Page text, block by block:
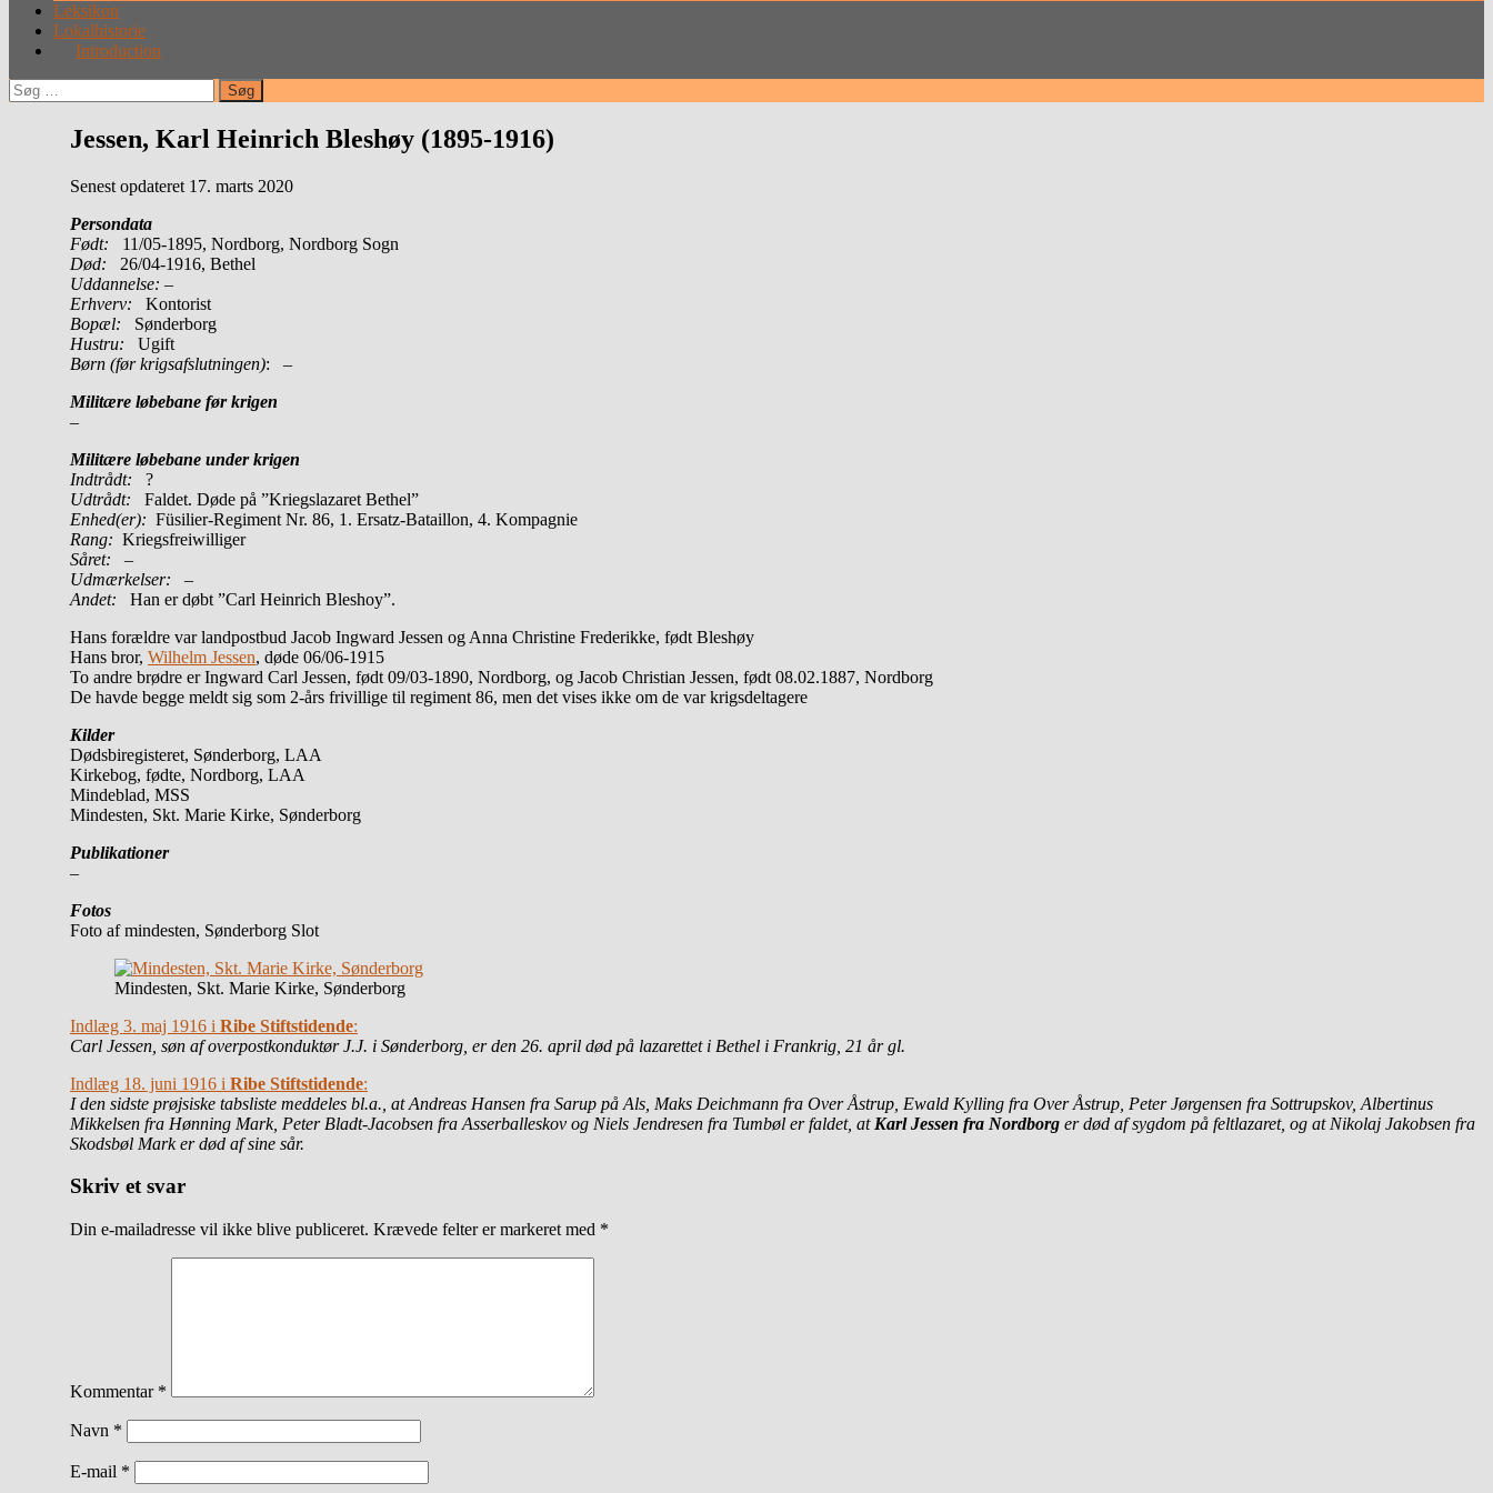
Leksikon
Lokalhistorie
Introduction
Søg
efter:
Jessen, Karl Heinrich Bleshøy (1895-1916)
Senest opdateret 17. marts 2020
Persondata
Født: 11/05-1895, Nordborg, Nordborg Sogn
Død: 26/04-1916, Bethel
Uddannelse: –
Erhverv: Kontorist
Bopæl: Sønderborg
Hustru: Ugift
Børn (før krigsafslutningen): –
Militære løbebane før krigen
–
Militære løbebane under krigen
Indtrådt: ?
Udtrådt: Faldet. Døde på ”Kriegslazaret Bethel”
Enhed(er): Füsilier-Regiment Nr. 86, 1. Ersatz-Bataillon, 4. Kompagnie
Rang: Kriegsfreiwilliger
Såret: –
Udmærkelser: –
Andet: Han er døbt ”Carl Heinrich Bleshoy”.
Hans forældre var landpostbud Jacob Ingward Jessen og Anna Christine Frederikke, født Bleshøy
Hans bror, Wilhelm Jessen, døde 06/06-1915
To andre brødre er Ingward Carl Jessen, født 09/03-1890, Nordborg, og Jacob Christian Jessen, født 08.02.1887, Nordborg
De havde begge meldt sig som 2-års frivillige til regiment 86, men det vises ikke om de var krigsdeltagere
Kilder
Dødsbiregisteret, Sønderborg, LAA
Kirkebog, fødte, Nordborg, LAA
Mindeblad, MSS
Mindesten, Skt. Marie Kirke, Sønderborg
Publikationer
–
Fotos
Foto af mindesten, Sønderborg Slot
Mindesten, Skt. Marie Kirke, Sønderborg
Indlæg 3. maj 1916 i Ribe Stiftstidende:
Carl Jessen, søn af overpostkonduktør J.J. i Sønderborg, er den 26. april død på lazarettet i Bethel i Frankrig, 21 år gl.
Indlæg 18. juni 1916 i Ribe Stiftstidende:
I den sidste prøjsiske tabsliste meddeles bl.a., at Andreas Hansen fra Sarup på Als, Maks Deichmann fra Over Åstrup, Ewald Kylling fra Over Åstrup, Peter Jørgensen fra Sottrupskov, Albertinus
Mikkelsen fra Hønning Mark, Peter Bladt-Jacobsen fra Asserballeskov og Niels Jendresen fra Tumbøl er faldet, at Karl Jessen fra Nordborg er død af sygdom på feltlazaret, og at Nikolaj Jakobsen fra
Skodsbøl Mark er død af sine sår.
Skriv et svar
Din e-mailadresse vil ikke blive publiceret. Krævede felter er markeret med *
Kommentar *
Navn *
E-mail *